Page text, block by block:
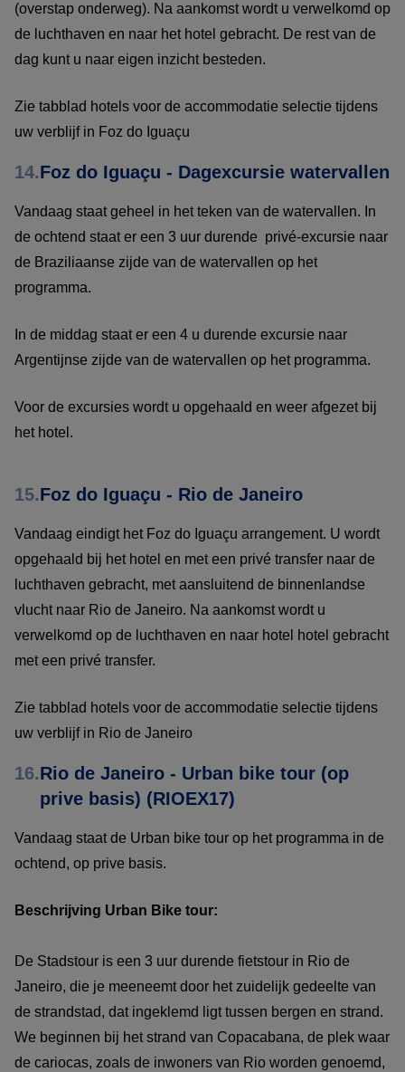
(overstap onderweg). Na aankomst wordt u verwelkomd op
de luchthaven en naar het hotel gebracht. De rest van de
dag kunt u naar eigen inzicht besteden.
Zie tabblad hotels voor de accommodatie selectie tijdens
uw verblijf in Foz do Iguaçu
14.Foz do Iguaçu - Dagexcursie watervallen
Vandaag staat geheel in het teken van de watervallen. In
de ochtend staat er een 3 uur durende privé-excursie naar
de Braziliaanse zijde van de watervallen op het
programma.
In de middag staat er een 4 u durende excursie naar
Argentijnse zijde van de watervallen op het programma.
Voor de excursies wordt u opgehaald en weer afgezet bij
het hotel.
15.Foz do Iguaçu - Rio de Janeiro
Vandaag eindigt het Foz do Iguaçu arrangement. U wordt
opgehaald bij het hotel en met een privé transfer naar de
luchthaven gebracht, met aansluitend de binnenlandse
vlucht naar Rio de Janeiro. Na aankomst wordt u
verwelkomd op de luchthaven en naar hotel hotel gebracht
met een privé transfer.
Zie tabblad hotels voor de accommodatie selectie tijdens
uw verblijf in Rio de Janeiro
16.Rio de Janeiro - Urban bike tour (op
prive basis) (RIOEX17)
Vandaag staat de Urban bike tour op het programma in de
ochtend, op prive basis.
Beschrijving Urban Bike tour:
De Stadstour is een 3 uur durende fietstour in Rio de
Janeiro, die je meeneemt door het zuidelijk gedeelte van
de strandstad, dat ingeklemd ligt tussen bergen en strand.
We beginnen bij het strand van Copacabana, de plek waar
de cariocas, zoals de inwoners van Rio worden genoemd,